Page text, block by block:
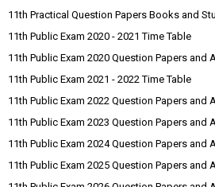
11th Practical Question Papers Books and
11th Public Exam 2020 - 2021 Time Table
11th Public Exam 2020 Question Papers and
11th Public Exam 2021 - 2022 Time Table
11th Public Exam 2022 Question Papers and
11th Public Exam 2023 Question Papers and
11th Public Exam 2024 Question Papers and
11th Public Exam 2025 Question Papers and